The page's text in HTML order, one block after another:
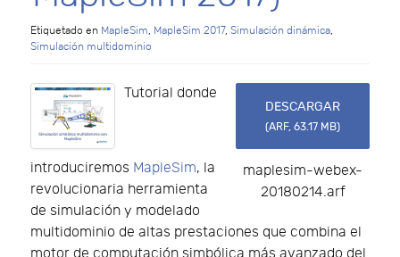
Etiquetado en MapleSim, MapleSim 2017, Simulación dinámica,
Simulación multidominio
DESCARGAR
(ARF, 63.17 MB)
maplesim-webex-
20180214.arf
Tutorial donde
introduciremos MapleSim, la
revolucionaria herramienta
de simulación y modelado
multidominio de altas prestaciones que combina el